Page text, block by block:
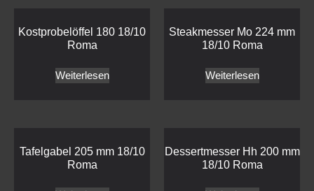
Kostprobelöffel 180 18/10
Roma
Weiterlesen
Steakmesser Mo 224 mm
18/10 Roma
Weiterlesen
Tafelgabel 205 mm 18/10
Roma
Dessertmesser Hh 200 mm
18/10 Roma